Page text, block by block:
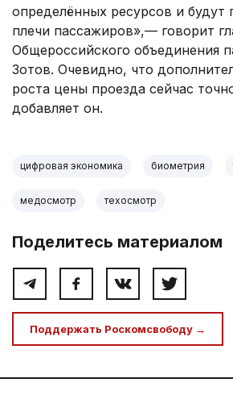
определённых ресурсов и будут
плечи пассажиров»,— говорит
Общероссийского объединения
Зотов. Очевидно, что
роста цены проезда сейчас
добавляет он.
цифровая экономика биометрия
медосмотр техосмотр
Поделитесь материалом
Поддержать Роскомсвободу →